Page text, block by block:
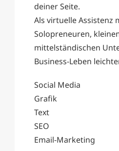
deiner Seite.
Als virtuelle Assistenz
Solopreneuren,
mittelständischen
Business-Leben
Social Media
Grafik
Text
SEO
Email-Marketing